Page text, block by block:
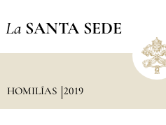
La SANTA SEDE
HOMILÍAS 2019